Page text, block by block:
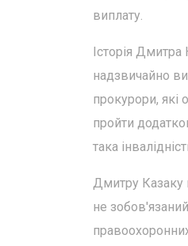
виплату.
Історія
надзвичайно
прокурори, які
пройти
така
Дмитру Казаку
не